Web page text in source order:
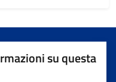
su questa